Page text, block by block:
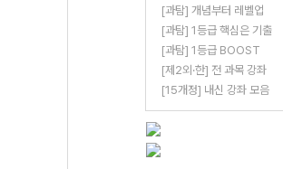
[과탐] 개념부터 레벨업
[과탐] 1등급 핵심은 기출
[과탐] 1등급 BOOST
[제2외·한] 전 과목 강좌
[15개정] 내신 강좌 모음